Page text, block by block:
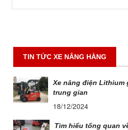
TIN TỨC XE NÂNG HÀNG
Xe nâng điện Lithium
trung gian
18/12/2024
Tìm hiểu tổng quan